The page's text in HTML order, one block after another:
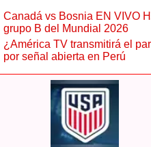
Canadá vs Bosnia EN VIVO
grupo B del Mundial 2026
¿América TV transmitirá el
por señal abierta en Perú